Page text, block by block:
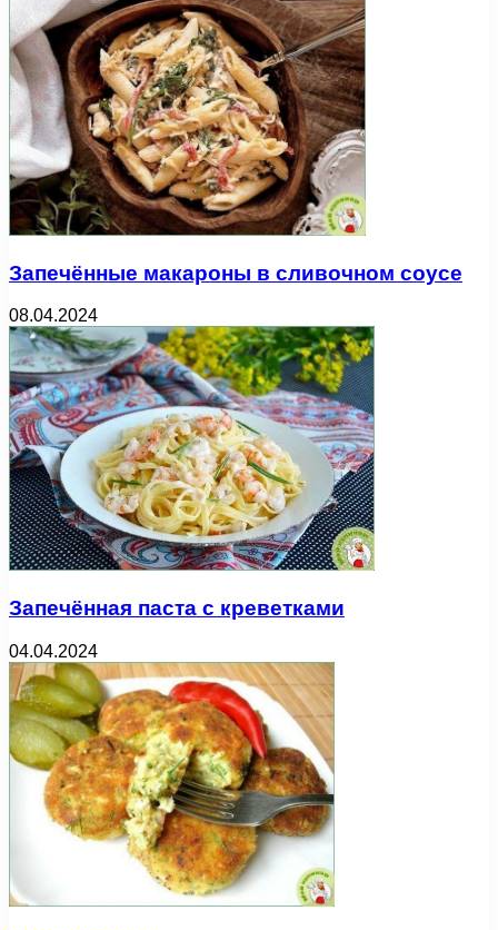
Запечённые макароны в сливочном соусе
08.04.2024
Запечённая паста с креветками
04.04.2024